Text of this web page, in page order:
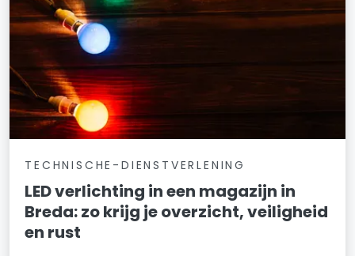
TECHNISCHE-DIENSTVERLENING
LED verlichting in een magazijn in
Breda: zo krijg je overzicht, veiligheid
en rust